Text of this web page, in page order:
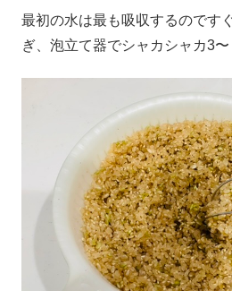
最初の水は最も吸収するのです
ぎ、泡立て器でシャカシャカ3〜